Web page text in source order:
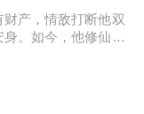
产，情敌打断他双
。如今，他修仙归